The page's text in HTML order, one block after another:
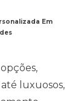
Em
luxuosos,